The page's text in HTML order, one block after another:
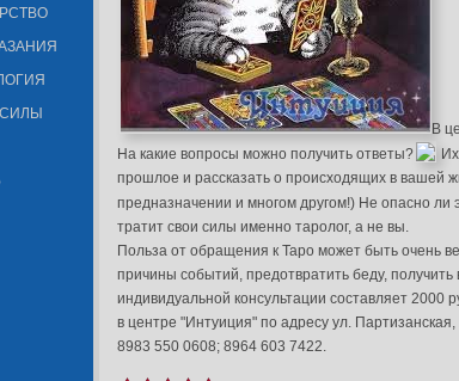
В
На какие вопросы можно получить ответы?
прошлое и рассказать о происходящих в вашей
предназначении и многом другом!) Не опасно ли
тратит свои силы именно таролог, а не вы.
Польза от обращения к Таро может быть очень
причины событий, предотвратить беду,
индивидуальной консультации составляет
в центре "Интуиция" по адресу ул.
8983 550 0608; 8964 603 7422.